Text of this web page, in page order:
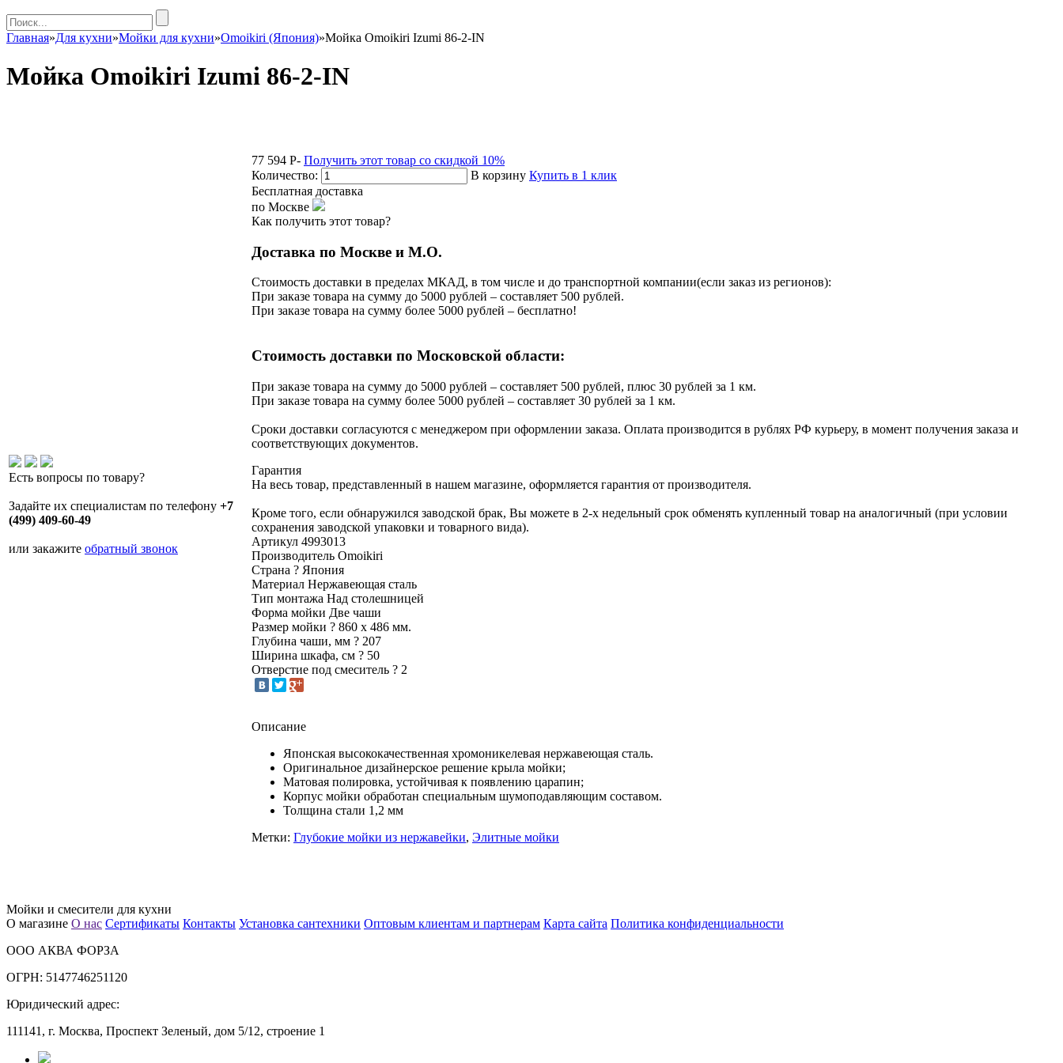
Главная»Для кухни»Мойки для кухни»Omoikiri (Япония)»Мойка Omoikiri Izumi 86-2-IN
Мойка Omoikiri Izumi 86-2-IN
Есть вопросы по товару?
Задайте их специалистам по телефону +7
(499) 409-60-49
или закажите обратный звонок
77 594 P- Получить этот товар со скидкой 10%
Количество:
В корзину Купить в 1 клик
Бесплатная доставка
по Москве
Как получить этот товар?
Доставка по Москве и М.О.
Стоимость доставки в пределах МКАД, в том числе и до транспортной компании(если заказ из регионов):
При заказе товара на сумму до 5000 рублей – составляет 500 рублей.
При заказе товара на сумму более 5000 рублей – бесплатно!
Стоимость доставки по Московской области:
При заказе товара на сумму до 5000 рублей – составляет 500 рублей, плюс 30 рублей за 1 км.
При заказе товара на сумму более 5000 рублей – составляет 30 рублей за 1 км.
Сроки доставки согласуются с менеджером при оформлении заказа. Оплата производится в рублях РФ курьеру, в момент получения заказа и
соответствующих документов.
Гарантия
На весь товар, представленный в нашем магазине, оформляется гарантия от производителя.
Кроме того, если обнаружился заводской брак, Вы можете в 2-х недельный срок обменять купленный товар на аналогичный (при условии
сохранения заводской упаковки и товарного вида).
Артикул 4993013
Производитель Omoikiri
Страна ? Япония
Материал Нержавеющая сталь
Тип монтажа Над столешницей
Форма мойки Две чаши
Размер мойки ? 860 х 486 мм.
Глубина чаши, мм ? 207
Ширина шкафа, см ? 50
Отверстие под смеситель ? 2
Описание
Японская высококачественная хромоникелевая нержавеющая сталь.
Оригинальное дизайнерское решение крыла мойки;
Матовая полировка, устойчивая к появлению царапин;
Корпус мойки обработан специальным шумоподавляющим составом.
Толщина стали 1,2 мм
Метки: Глубокие мойки из нержавейки, Элитные мойки
Мойки и смесители для кухни
О магазине О нас Сертификаты Контакты Установка сантехники Оптовым клиентам и партнерам Карта сайта Политика конфиденциальности
ООО АКВА ФОРЗА
ОГРН: 5147746251120
Юридический адрес:
111141, г. Москва, Проспект Зеленый, дом 5/12, строение 1